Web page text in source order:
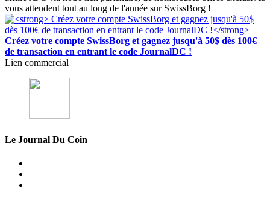
vous attendent tout au long de l'année sur SwissBorg !
Créez votre compte SwissBorg et gagnez jusqu'à 50$ dès 100€
de transaction en entrant le code JournalDC !
Lien commercial
Le Journal Du Coin